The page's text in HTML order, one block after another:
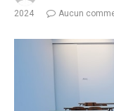
2024
Aucun